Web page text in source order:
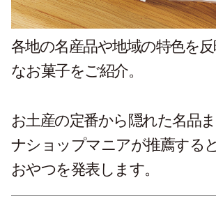
各地の名産品や地域の特色を
なお菓子をご紹介。
お土産の定番から隠れた名品ま
ナショップマニアが推薦する
おやつを発表します。